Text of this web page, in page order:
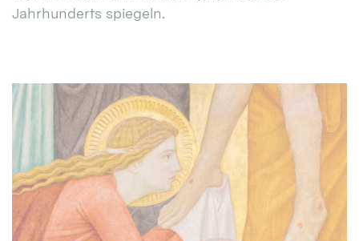
Jahrhunderts spiegeln.